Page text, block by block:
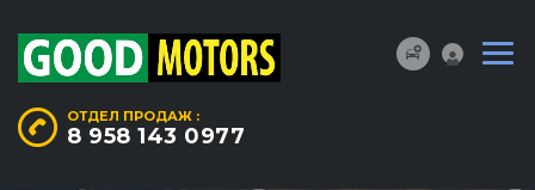
ОТДЕЛ ПРОДАЖ :
8 958 143 0977